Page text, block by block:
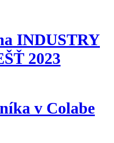
INDUSTRY
2023
v Colabe